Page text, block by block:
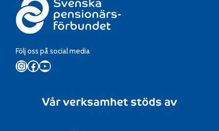
Följ oss på social media
Instagram
Facebook
YouTube
Vår verksamhet stöds av